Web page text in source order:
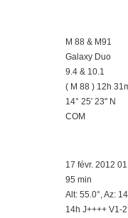
M 88 & M91
Galaxy Duo
9.4 & 10.1
( M 88 ) 12h
14° 25′ 23" N
COM
17 févr. 2012
95 min
Alt: 55.0°, Az:
14h J++++ V1-